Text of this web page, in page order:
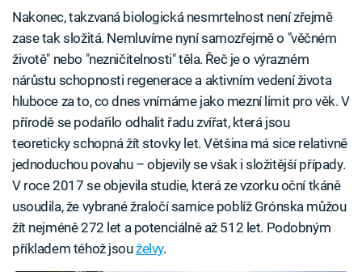
Nakonec, takzvaná biologická nesmrtelnost není zřejmě
zase tak složitá. Nemluvíme nyní samozřejmě o "věčném
životě" nebo "nezničitelnosti" těla. Řeč je o výrazném
nárůstu schopnosti regenerace a aktivním vedení života
hluboce za to, co dnes vnímáme jako mezní limit pro věk. V
přírodě se podařilo odhalit řadu zvířat, která jsou
teoreticky schopná žít stovky let. Většina má sice relativně
jednoduchou povahu – objevily se však i složitější případy.
V roce 2017 se objevila studie, která ze vzorku oční tkáně
usoudila, že vybrané žraločí samice poblíž Grónska můžou
žít nejméně 272 let a potenciálně až 512 let. Podobným
příkladem téhož jsouželvy.